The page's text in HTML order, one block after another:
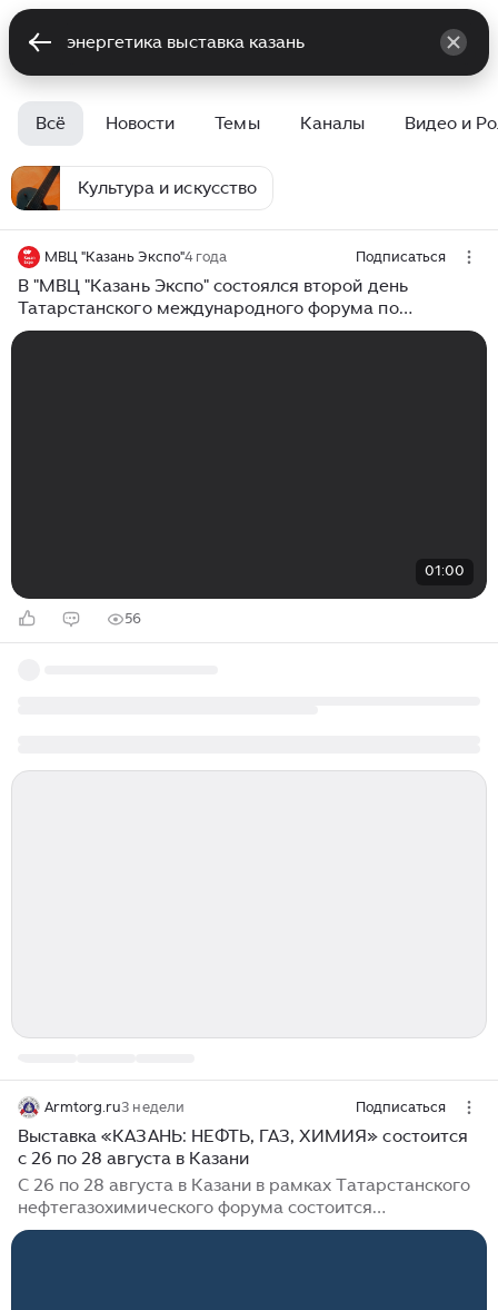
Всё Новости Темы Каналы Видео и
Культура и искусство
МВЦ "Казань Экспо"4 года Подписаться
В "МВЦ "Казань Экспо" состоялся второй день
Татарстанского международного форума по
энергетике и энергоресурсоэффективности.
01:00
56
Armtorg.ru3 недели Подписаться
Выставка «КАЗАНЬ: НЕФТЬ, ГАЗ, ХИМИЯ» состоится
с 26 по 28 августа в Казани
С 26 по 28 августа в Казани в рамках Татарстанского
нефтегазохимического форума состоится
международная специализированная выставка